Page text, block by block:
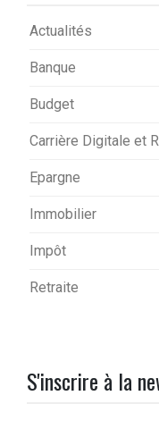
Actualités
Banque
Budget
Carrière Digitale et
Epargne
Immobilier
Impôt
Retraite
S'inscrire à la